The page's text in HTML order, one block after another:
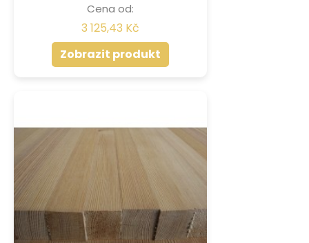
Cena od:
3 125,43 Kč
Zobrazit produkt